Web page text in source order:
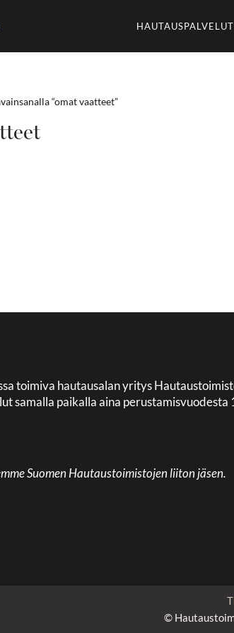
HAUTAUSPALVELUT
“omat vaatteet”
toimiva hautausalan yritys
samalla paikalla aina perustamisvuodesta
Suomen Hautaustoimistojen liiton jäsen.
©